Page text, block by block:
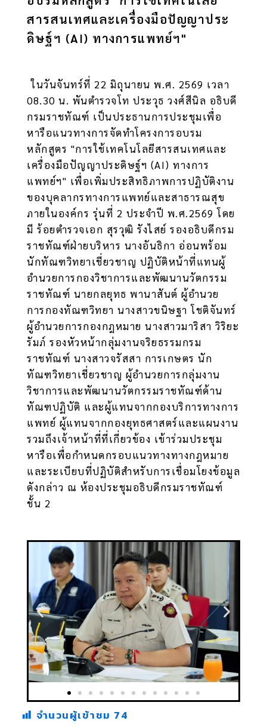
สารสนเทศและเครื่องมือปัญญาประ
ดิษฐ์ฯ (AI) ทางการแพทย์ฯ"
️️️️️️️️ ในวันจันทร์ที่ 22 มิถุนายน พ.ศ. 2569 เวลา
08.30 น. พันตำรวจโท ประวุธ วงศ์สีนิล อธิบดี
กรมราชทัณฑ์ เป็นประธานการประชุมเพื่อ
หารือแนวทางการจัดทำโครงการอบรม
หลักสูตร "การใช้เทคโนโลยีสารสนเทศและ
เครื่องมือปัญญาประดิษฐ์ฯ (AI) ทางการ
แพทย์ฯ" เพื่อเพิ่มประสิทธิภาพการปฏิบัติงาน
ของบุคลากรทางการแพทย์และสาธารณสุข
ภายในองค์กร รุ่นที่ 2 ประจำปี พ.ศ.2569 โดย
มี ร้อยตำรวจเอก สุรวุฒิ รังไสย์ รองอธิบดีกรม
ราชทัณฑ์ฝ่ายบริหาร นางอันธิกา อ่อนพร้อม
นักทัณฑวิทยาเชี่ยวชาญ ปฏิบัติหน้าที่แทนผู้
อำนวยการกองวิชาการและพัฒนานวัตกรรม
ราชทัณฑ์ นายกลยุทธ พานาสันต์ ผู้อำนวย
การกองทัณฑวิทยา นางสาวขนิษฐา โชติจันทร์
ผู้อำนวยการกองกฎหมาย นางสาวมาริสา วิริยะ
รัมภ์ รองหัวหน้ากลุ่มงานจริยธรรมกรม
ราชทัณฑ์ นางสาวจรัสสา การเกษตร นัก
ทัณฑวิทยาเชี่ยวชาญ ผู้อำนวยการกลุ่มงาน
วิชาการและพัฒนานวัตกรรมราชทัณฑ์ด้าน
ทัณฑปฏิบัติ และผู้แทนจากกองบริการทางการ
แพทย์ ผู้แทนจากกองยุทธศาสตร์และแผนงาน
รวมถึงเจ้าหน้าที่ที่เกี่ยวข้อง เข้าร่วมประชุม
หารือเพื่อกำหนดกรอบแนวทางทางกฎหมาย
และระเบียบที่ปฏิบัติสำหรับการเชื่อมโยงข้อมูล
ดังกล่าว ณ ห้องประชุมอธิบดีกรมราชทัณฑ์
ชั้น 2
จำนวนผู้เข้าชม 74